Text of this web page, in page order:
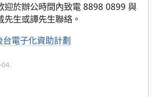
迎於辦公時間內致電 8898 0899 與
先生或譚先生聯絡。
電子化資助計劃